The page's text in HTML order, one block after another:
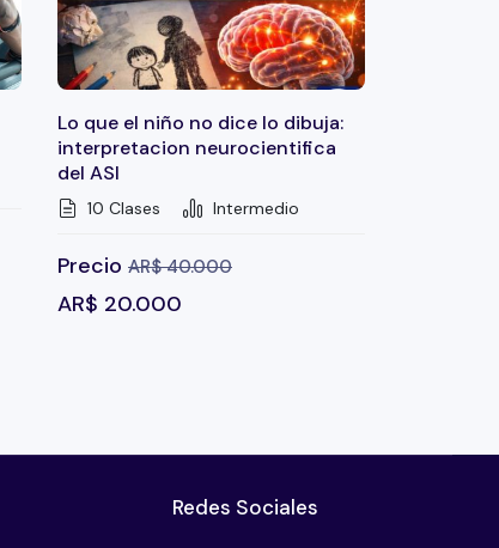
Lo que el niño no dice lo dibuja:
interpretacion neurocientifica
del ASI
10 Clases Intermedio
Precio AR$40.000
AR$ 20.000
Redes Sociales